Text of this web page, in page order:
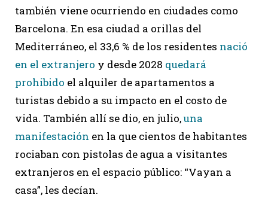
también viene ocurriendo en ciudades como
Barcelona. En esa ciudad a orillas del
Mediterráneo, el 33,6 % de los residentes nació
en el extranjero y desde 2028 quedará
prohibido el alquiler de apartamentos a
turistas debido a su impacto en el costo de
vida. También allí se dio, en julio,una
manifestación en la que cientos de habitantes
rociaban con pistolas de agua a visitantes
extranjeros en el espacio público: “Vayan a
casa”, les decían.